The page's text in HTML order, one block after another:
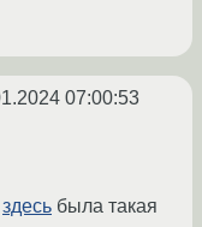
07:00:53
здесь была такая